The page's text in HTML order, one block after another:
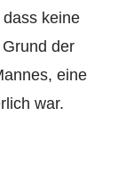
keine
der
eine
war.